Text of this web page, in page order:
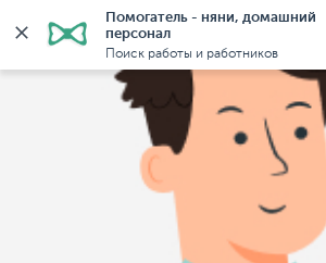
Помогатель - няни, домашний
персонал
Поиск работы и работников
Главная Повара Повара в Москве